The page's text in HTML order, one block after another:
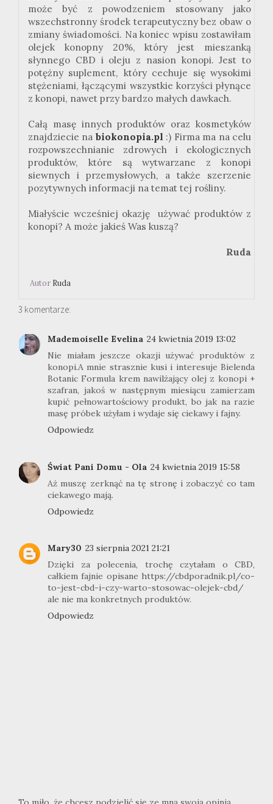
może być z powodzeniem stosowany jako
wszechstronny środek terapeutyczny bez obaw o
zmiany świadomości. Na koniec wpisu zostawiłam
olejek konopny 20%, który jest mieszanką
słynnego CBD i oleju z nasion konopi. Jest to
potężny suplement, który cechuje się wysokimi
stężeniami, łączącymi wszystkie korzyści płynące
z konopi, nawet przy bardzo małych dawkach.
Całą masę innych produktów oraz kosmetyków
znajdziecie na biokonopia.pl :) Firma ma na celu
rozpowszechnianie zdrowych i ekologicznych
produktów, które są wytwarzane z konopi
siewnych i przemysłowych, a także szerzenie
pozytywnych informacji na temat tej rośliny.
Miałyście wcześniej okazję używać produktów z
konopi? A może jakieś Was kuszą?
Ruda
Autor Ruda
3 komentarze:
Mademoiselle Evelina 24 kwietnia 2019 13:02
Nie miałam jeszcze okazji używać produktów z
konopi.A mnie strasznie kusi i interesuje Bielenda
Botanic Formula krem nawilżający olej z konopi +
szafran, jakoś w następnym miesiącu zamierzam
kupić pełnowartościowy produkt, bo jak na razie
masę próbek użyłam i wydaje się ciekawy i fajny.
Odpowiedz
Świat Pani Domu - Ola 24 kwietnia 2019 15:58
Aż muszę zerknąć na tę stronę i zobaczyć co tam
ciekawego mają.
Odpowiedz
Mary30 23 sierpnia 2021 21:21
Dzięki za polecenia, trochę czytałam o CBD,
całkiem fajnie opisane https://cbdporadnik.pl/co-
to-jest-cbd-i-czy-warto-stosowac-olejek-cbd/
ale nie ma konkretnych produktów.
Odpowiedz